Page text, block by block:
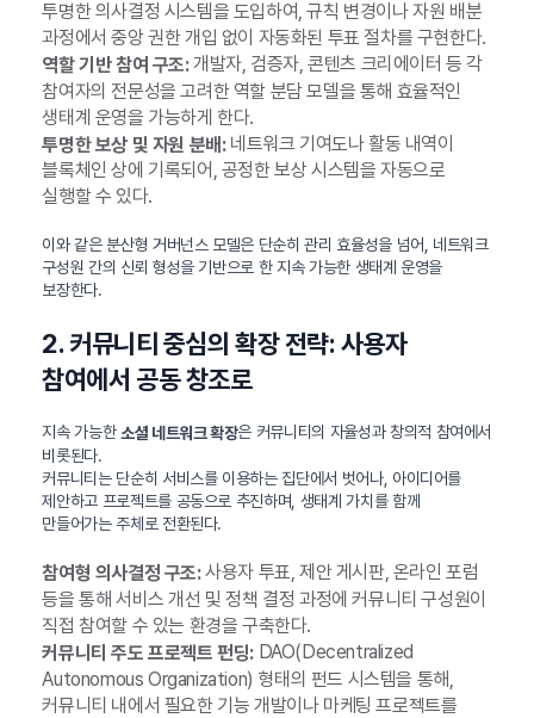
투명한 의사결정 시스템을 도입하여, 규칙 변경이나 자원 배분
과정에서 중앙 권한 개입 없이 자동화된 투표 절차를 구현한다.
역할 기반 참여 구조:개발자, 검증자, 콘텐츠 크리에이터 등 각
참여자의 전문성을 고려한 역할 분담 모델을 통해 효율적인
생태계 운영을 가능하게 한다.
투명한 보상 및 자원 분배:네트워크 기여도나 활동 내역이
블록체인 상에 기록되어, 공정한 보상 시스템을 자동으로
실행할 수 있다.
이와 같은 분산형 거버넌스 모델은 단순히 관리 효율성을 넘어, 네트워크
구성원 간의 신뢰 형성을 기반으로 한 지속 가능한 생태계 운영을
보장한다.
2. 커뮤니티 중심의 확장 전략: 사용자
참여에서 공동 창조로
지속 가능한소셜 네트워크 확장은 커뮤니티의 자율성과 창의적 참여에서
비롯된다.
커뮤니티는 단순히 서비스를 이용하는 집단에서 벗어나, 아이디어를
제안하고 프로젝트를 공동으로 추진하며, 생태계 가치를 함께
만들어가는 주체로 전환된다.
참여형 의사결정 구조:사용자 투표, 제안 게시판, 온라인 포럼
등을 통해 서비스 개선 및 정책 결정 과정에 커뮤니티 구성원이
직접 참여할 수 있는 환경을 구축한다.
커뮤니티 주도 프로젝트 펀딩:DAO(Decentralized
Autonomous Organization) 형태의 펀드 시스템을 통해,
커뮤니티 내에서 필요한 기능 개발이나 마케팅 프로젝트를